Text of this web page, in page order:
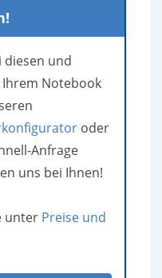
diesen und
Notebook
oder
Anfrage
uns bei Ihnen!
unter Preise und